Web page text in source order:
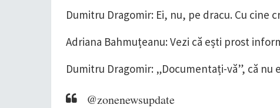
Dumitru Dragomir: Ei, nu, pe dracu. Cu cine
Adriana Bahmuțeanu: Vezi că ești prost
Dumitru Dragomir: „Documentați-vă”, că
@zonenewsupdate